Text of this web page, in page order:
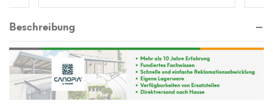
Beschreibung